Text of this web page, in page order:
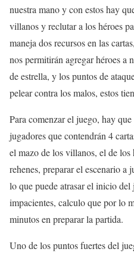
nuestra mano y con estos hay
villanos y reclutar a los héroes
maneja dos recursos en las
nos permitirán agregar héroes a
de estrella, y los puntos de
pelear contra los malos, estos
Para comenzar el juego, hay
jugadores que contendrán 4
el mazo de los villanos, el de los
rehenes, preparar el escenario a
lo que puede atrasar el inicio del
impacientes, calculo que por lo
minutos en preparar la partida.
Uno de los puntos fuertes del